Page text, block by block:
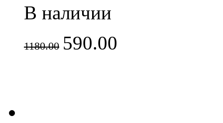
В наличии
1180.00 590.00